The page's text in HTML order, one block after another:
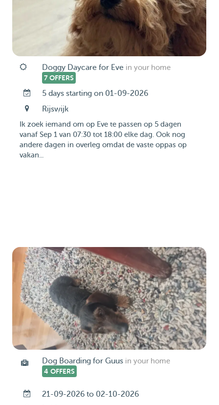
Doggy Daycare for Eve in your home
7 OFFERS
5 days starting on 01-09-2026
Rijswijk
Ik zoek iemand om op Eve te passen op 5 dagen
vanaf Sep 1 van 07:30 tot 18:00 elke dag. Ook nog
andere dagen in overleg omdat de vaste oppas op
vakan...
Dog Boarding for Guus in your home
4 OFFERS
21-09-2026 to 02-10-2026